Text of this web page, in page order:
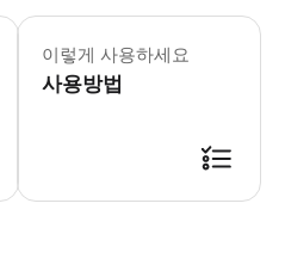
이렇게 사용하세요
사용방법